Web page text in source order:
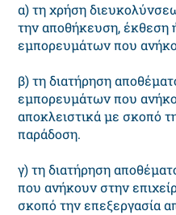
α) τη χρήση
την αποθήκευση, έκθεση
εμπορευμάτων που
β) τη διατήρηση
εμπορευμάτων που
αποκλειστικά με σκοπό
παράδοση.
γ) τη διατήρηση
που ανήκουν στην
σκοπό την επεξεργασία